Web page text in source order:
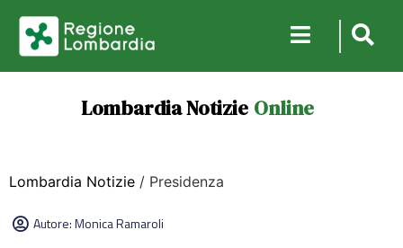
Lombardia Notizie Online
Lombardia Notizie / Presidenza
Autore:Monica Ramaroli